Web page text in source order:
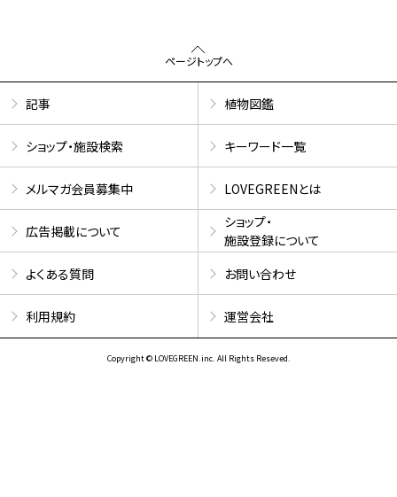
ページトップへ
記事 植物図鑑
ショップ・施設検索 キーワード一覧
メルマガ会員募集中 LOVEGREENとは
広告掲載について
ショップ・
施設登録について
よくある質問
お問い合わせ
利用規約 運営会社
Copyright © LOVEGREEN.inc. All Rights Reseved.